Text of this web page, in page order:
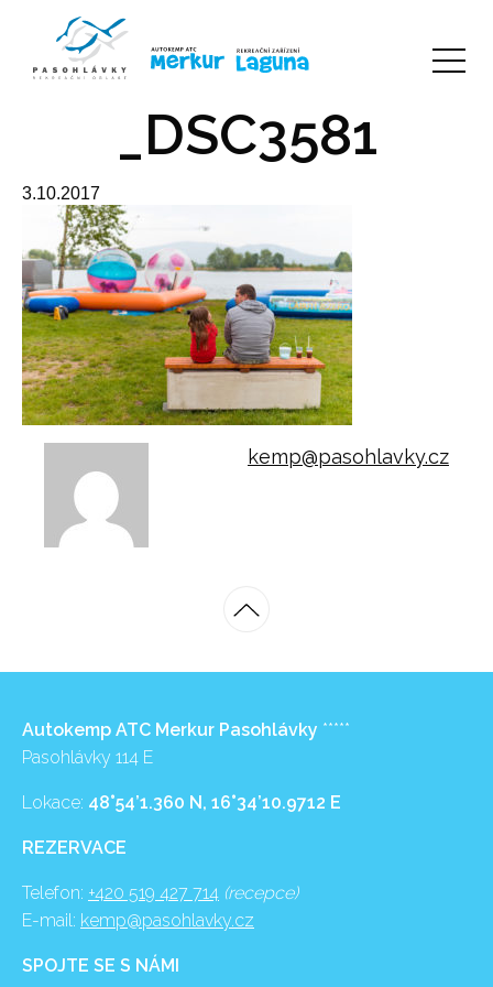
_DSC3581
3.10.2017
kemp@pasohlavky.cz
Autokemp ATC Merkur Pasohlávky *****
Pasohlávky 114 E
Lokace: 48°54’1.360 N, 16°34’10.9712 E
REZERVACE
Telefon: +420 519 427 714 (recepce)
E-mail: kemp@pasohlavky.cz
SPOJTE SE S NÁMI